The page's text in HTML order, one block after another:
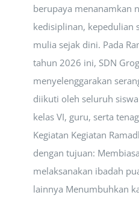
berupaya menanamkan
kedisiplinan, kepedulian
mulia sejak dini. Pada
tahun 2026 ini, SDN
menyelenggarakan
diikuti oleh seluruh
kelas VI, guru, serta
Kegiatan Kegiatan
dengan tujuan:
melaksanakan ibadah
lainnya Menumbuhkan